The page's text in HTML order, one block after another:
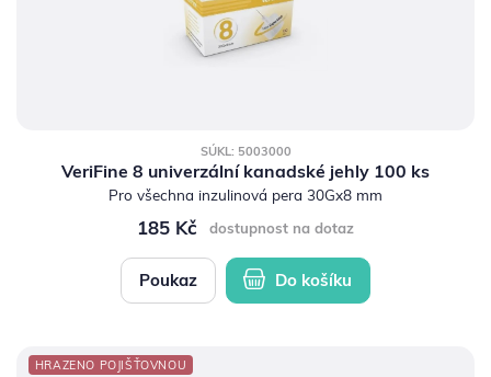
SÚKL: 5003000
VeriFine 8 univerzální kanadské jehly 100 ks
Pro všechna inzulinová pera 30Gx8 mm
185 Kč dostupnost na dotaz
Poukaz Do košíku
HRAZENO POJIŠŤOVNOU